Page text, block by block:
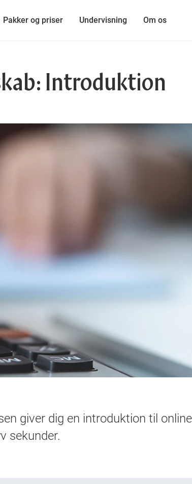
Pakker og priser Undervisning Om os
Introduktion
giver dig en introduktion til
sekunder.